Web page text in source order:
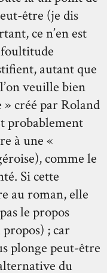
être (je dis
ce n’en est
foultitude
autant que
veuille bien
créé par Roland
probablement
à une «
comme le
Si cette
au roman, elle
le propos
; car
plonge peut-être
du